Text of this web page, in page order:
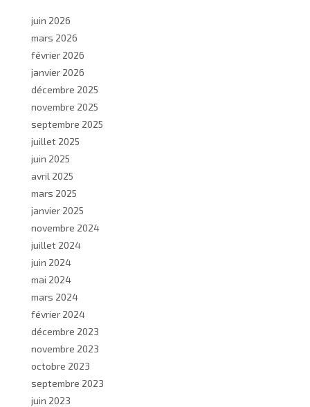
juin 2026
mars 2026
février 2026
janvier 2026
décembre 2025
novembre 2025
septembre 2025
juillet 2025
juin 2025
avril 2025
mars 2025
janvier 2025
novembre 2024
juillet 2024
juin 2024
mai 2024
mars 2024
février 2024
décembre 2023
novembre 2023
octobre 2023
septembre 2023
juin 2023